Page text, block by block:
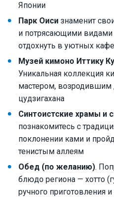
Японии
Парк Оиси знаменит
и потрясающими
отдохнуть в уютных
Музей кимоно Иттику
Уникальная коллекция
мастером,
цудзигахана
Синтоистские храмы и
познакомитесь с
поклонении ками и
тенистым аллеям
Обед (по желанию).
блюдо региона — хотто
ручного приготовления